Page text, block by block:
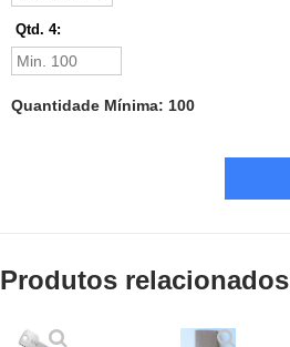
Qtd. 4:
Quantidade Mínima: 100
Produtos relacionados